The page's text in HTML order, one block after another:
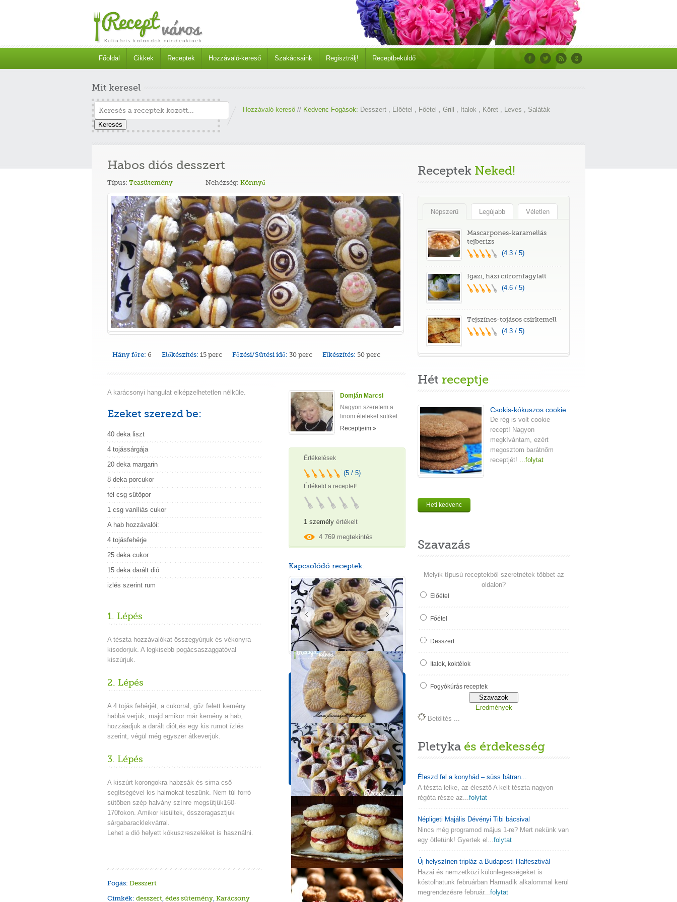
Főoldal Cikkek Receptek Hozzávaló-kereső Szakácsaink Regisztrálj! Receptbeküldő
Mit keresel
Keresés
Hozzávaló kereső // Kedvenc Fogások: Desszert , Előétel , Főétel , Grill , Italok , Köret , Leves , Saláták
Habos diós desszert
Típus: Teasütemény Nehézség: Könnyű
Hány főre: 6 Előkészítés: 15 perc Főzési/Sütési idő: 30 perc Elkészítés: 50 perc
A karácsonyi hangulat elképzelhetetlen nélküle.
Ezeket szerezd be:
40 deka liszt
4 tojássárgája
20 deka margarin
8 deka porcukor
fél csg sütőpor
1 csg vaníliás cukor
A hab hozzávalói:
4 tojásfehérje
25 deka cukor
15 deka darált dió
izlés szerint rum
1. Lépés
A tészta hozzávalókat összegyúrjuk és vékonyra
kisodorjuk. A legkisebb pogácsaszaggatóval
kiszúrjuk.
2. Lépés
A 4 tojás fehérjét, a cukorral, gőz felett kemény
habbá verjük, majd amikor már kemény a hab,
hozzáadjuk a darált diót,és egy kis rumot ízlés
szerint, végül még egyszer átkeverjük.
3. Lépés
A kiszúrt korongokra habzsák és sima cső
segítségével kis halmokat teszünk. Nem túl forró
sütőben szép halvány színre megsütjük160-
170fokon. Amikor kisültek, összeragasztjuk
sárgabaracklekvárral.
Lehet a dió helyett kókuszreszeléket is használni.
Fogás: Desszert
Cimkék: desszert, édes sütemény, Karácsony
Domján Marcsi
Nagyon szeretem a
finom ételeket sütiket.
Receptjeim »
Értékelések
(5 / 5)
Értékeld a receptet!
1 személy értékelt
4 769 megtekintés
Kapcsolódó receptek:
Tápérték információk
1 adagra vonatkozik!
Energia
905 kcal
Zsír
45.3g
Koleszterin
140mg
Szénhidrát
111.6g
Cukor
57g
Fehérje
17.4g
Receptek Neked!
Népszerű Legújabb Véletlen
Mascarpones-karamellás
tejberizs
(4.3 / 5)
Igazi, házi citromfagylalt
(4.6 / 5)
Tejszínes-tojásos csirkemell
(4.3 / 5)
Hét receptje
Csokis-kókuszos cookie
De rég is volt cookie
recept! Nagyon
megkívántam, ezért
megosztom barátnőm
receptjét! ...folytat
Heti kedvenc
Szavazás
Melyik típusú receptekből szeretnétek többet az
oldalon?
Előétel
Főétel
Desszert
Italok, koktélok
Fogyókúrás receptek
Eredmények
Betöltés ...
Pletyka és érdekesség
Éleszd fel a konyhád – süss bátran...
A tészta lelke, az élesztő A kelt tészta nagyon
régóta része az...folytat
Népligeti Majális Dévényi Tibi bácsival
Nincs még programod május 1-re? Mert nekünk van
egy ötletünk! Gyertek el...folytat
Új helyszínen tripláz a Budapesti Halfesztivál
Hazai és nemzetközi különlegességeket is
kóstolhatunk februárban Harmadik alkalommal kerül
megrendezésre február...folytat